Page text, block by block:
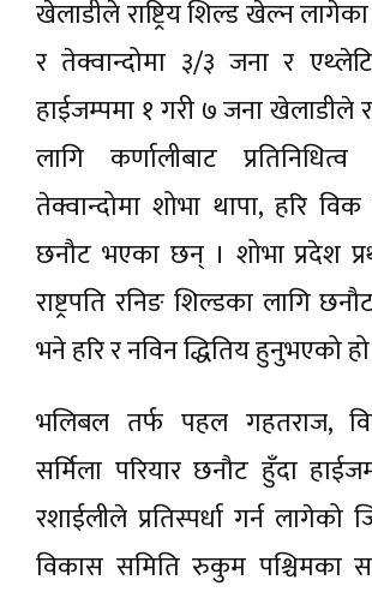
खेलाडीले राष्ट्रिय शिल्ड खेल्न
र तेक्वान्दोमा ३/३ जना र
हाईजम्पमा १ गरी ७ जना खेलाडीले
लागि कर्णालीबाट
तेक्वान्दोमा शोभा थापा, हरि
छनौट भएका छन् । शोभा प्रदेश
राष्ट्रपति रनिङ शिल्डका लागि
भने हरि र नविन द्धितिय हुनुभएको हो
भलिबल तर्फ पहल गहतराज,
सर्मिला परियार छनौट हुँदा
रशाईलीले प्रतिस्पर्धा गर्न
विकास समिति रुकुम पश्चिमका